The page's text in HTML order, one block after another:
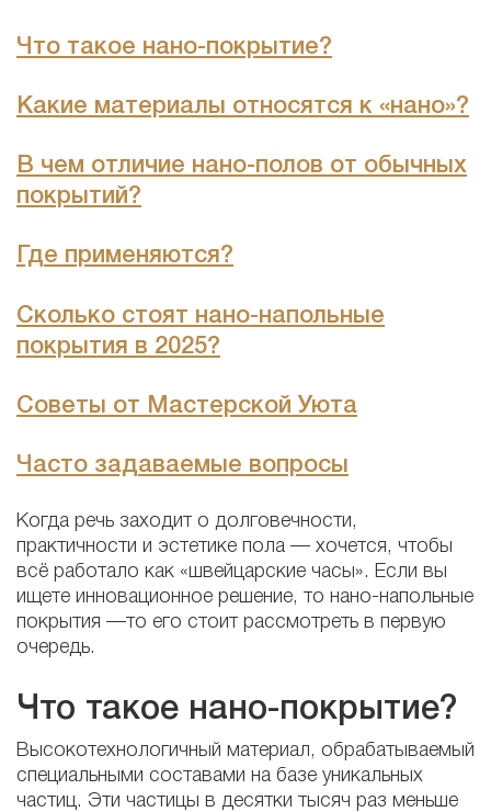
Что такое нано-покрытие?
Какие материалы относятся к «нано»?
В чем отличие нано-полов от обычных
покрытий?
Где применяются?
Сколько стоят нано-напольные
покрытия в 2025?
Советы от Мастерской Уюта
Часто задаваемые вопросы
Когда речь заходит о долговечности,
практичности и эстетике пола — хочется, чтобы
всё работало как «швейцарские часы». Если вы
ищете инновационное решение, то нано-напольные
покрытия —то его стоит рассмотреть в первую
очередь.
Что такое нано-покрытие?
Высокотехнологичный материал, обрабатываемый
специальными составами на базе уникальных
частиц. Эти частицы в десятки тысяч раз меньше